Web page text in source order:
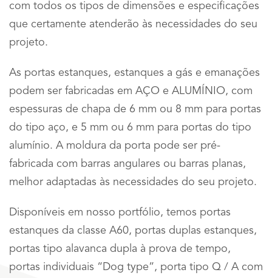
com todos os tipos de dimensões e especificações
que certamente atenderão às necessidades do seu
projeto.
As portas estanques, estanques a gás e emanações
podem ser fabricadas em AÇO e ALUMÍNIO, com
espessuras de chapa de 6 mm ou 8 mm para portas
do tipo aço, e 5 mm ou 6 mm para portas do tipo
alumínio. A moldura da porta pode ser pré-
fabricada com barras angulares ou barras planas,
melhor adaptadas às necessidades do seu projeto.
Disponíveis em nosso portfólio, temos portas
estanques da classe A60, portas duplas estanques,
portas tipo alavanca dupla à prova de tempo,
portas individuais “Dog type”, porta tipo Q / A com